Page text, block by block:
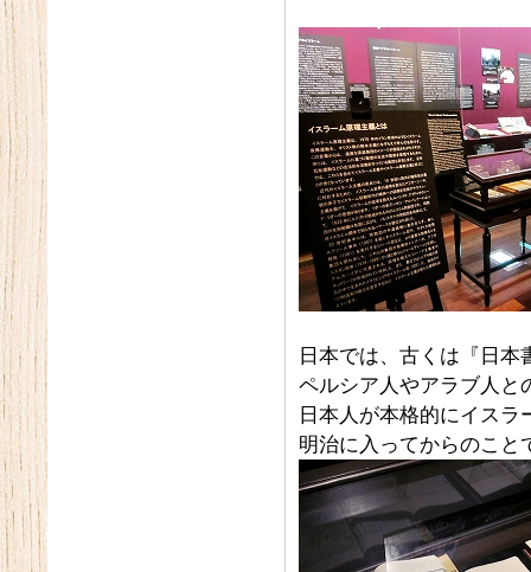
日本では、古くは『日本
ペルシア人やアラブ人と
日本人が本格的にイス
明治に入ってからのこと